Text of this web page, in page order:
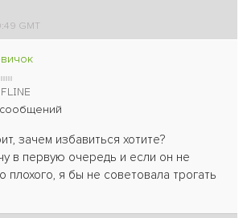
GMT
зачем избавиться хотите?
в первую очередь и если он не
плохого, я бы не советовала трогать